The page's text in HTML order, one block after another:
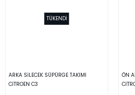
TÜKENDİ
ARKA SİLECEK SÜPÜRGE TAKIMI
CİTROEN C3
ÖN